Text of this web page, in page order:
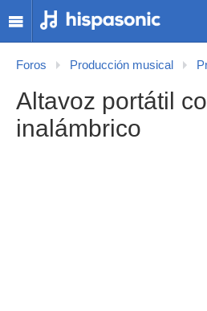
Foros Producción musical
Altavoz portátil
inalámbrico